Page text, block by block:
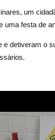
um
uma festa de
detiveram o